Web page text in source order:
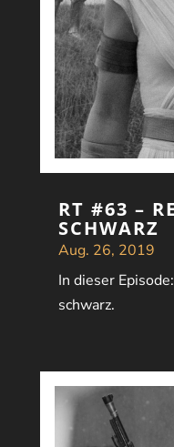
RT #63 –
SCHWARZ
Aug. 26, 2019
In dieser
schwarz.